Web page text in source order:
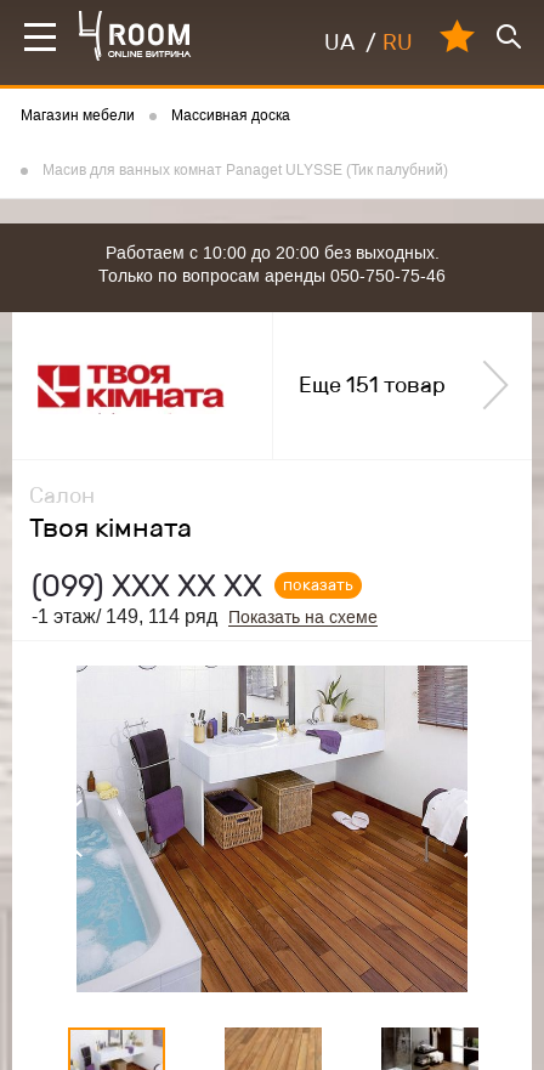
UA / RU
Магазин мебели Массивная доска
Масив для ванных комнат Panaget ULYSSE (Тик палубний)
Работаем с 10:00 до 20:00 без выходных.
Только по вопросам аренды 050-750-75-46
Салон
Твоя кімната
(099) ХХХ ХХ ХХ
показать
-1 этаж/ 149, 114 ряд
Показать на схеме
Еще 151 товар